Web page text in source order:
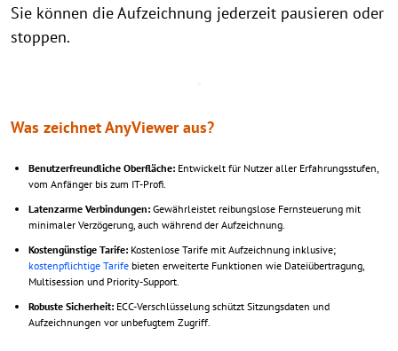
Sie können die Aufzeichnung jederzeit pausieren oder
stoppen.
Was zeichnet AnyViewer aus?
Benutzerfreundliche Oberfläche: Entwickelt für Nutzer aller Erfahrungsstufen,
vom Anfänger bis zum IT-Profi.
Latenzarme Verbindungen: Gewährleistet reibungslose Fernsteuerung mit
minimaler Verzögerung, auch während der Aufzeichnung.
Kostengünstige Tarife: Kostenlose Tarife mit Aufzeichnung inklusive;
kostenpflichtige Tarife bieten erweiterte Funktionen wie Dateiübertragung,
Multisession und Priority-Support.
Robuste Sicherheit: ECC-Verschlüsselung schützt Sitzungsdaten und
Aufzeichnungen vor unbefugtem Zugriff.